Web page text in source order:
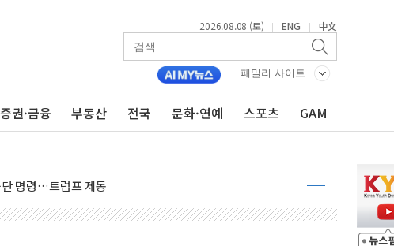
2026.08.08 (토) | ENG | 中文
패밀리 사이트
증권·금융 부동산 전국 문화·연예 스포츠 GAM
' 체결… 이스라엘·이란 위협에 맞설 자체 억지력 강화
이르면 다음 주"
1주일 이상 '올스톱'… 美 해상봉쇄 영향
"또 개입했나" 촉각